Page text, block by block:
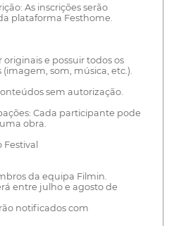
As inscrições serão
plataforma Festhome.
originais e possuir todos os
(imagem, som, música, etc.).
sem autorização.
Cada participante pode
obra.
da equipa Filmin.
entre julho e agosto de
notificados com